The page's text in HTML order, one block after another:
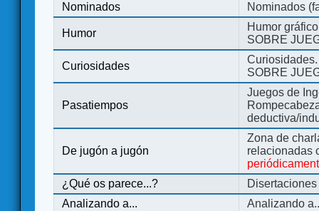
Nominados
Nominados
Humor
Humor
SOBRE
Curiosidades
SOBRE
Pasatiempos
Juegos de
deductiva/
De jugón a jugón
Zona de
relacionadas
¿Qué os parece...?
Analizando a...
Analizando